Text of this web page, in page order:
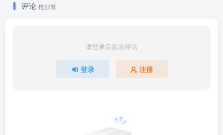
评论 抢沙发
请登录后发表评论
登录 注册